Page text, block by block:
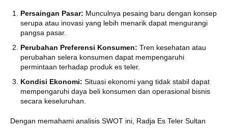
Persaingan Pasar: Munculnya pesaing baru dengan konsep
serupa atau inovasi yang lebih menarik dapat mengurangi
pangsa pasar.
Perubahan Preferensi Konsumen: Tren kesehatan atau
perubahan selera konsumen dapat mempengaruhi
permintaan terhadap produk es teler.
Kondisi Ekonomi: Situasi ekonomi yang tidak stabil dapat
mempengaruhi daya beli konsumen dan operasional bisnis
secara keseluruhan.
Dengan memahami analisis SWOT ini, Radja Es Teler Sultan